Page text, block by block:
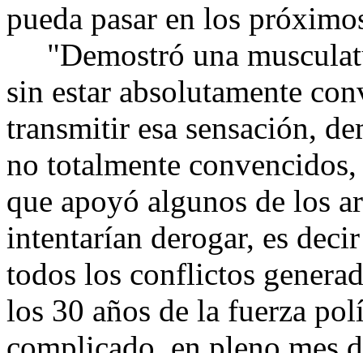
pueda pasar en los
"Demostró una
sin estar absolutamente
transmitir esa sensación,
no totalmente
que apoyó algunos de los
intentarían derogar, es
todos los conflictos
los 30 años de la fuerza